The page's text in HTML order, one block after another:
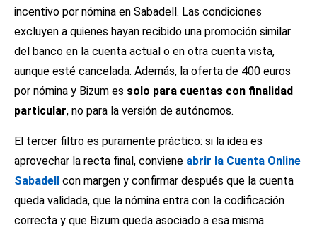
incentivo por nómina en Sabadell. Las condiciones
excluyen a quienes hayan recibido una promoción similar
del banco en la cuenta actual o en otra cuenta vista,
aunque esté cancelada. Además, la oferta de 400 euros
por nómina y Bizum es solo para cuentas con finalidad
particular, no para la versión de autónomos.
El tercer filtro es puramente práctico: si la idea es
aprovechar la recta final, conviene abrir la Cuenta Online
Sabadell con margen y confirmar después que la cuenta
queda validada, que la nómina entra con la codificación
correcta y que Bizum queda asociado a esa misma